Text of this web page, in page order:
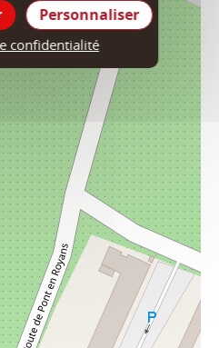
Personnaliser
confidentialité